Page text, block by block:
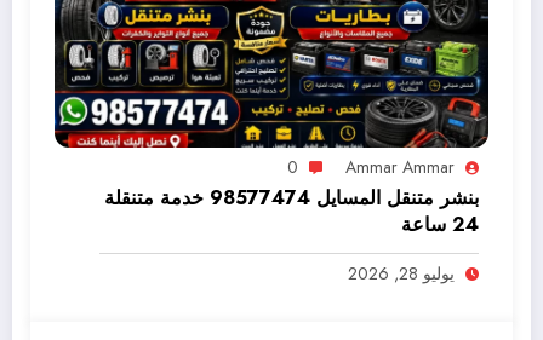
Ammar Ammar
0
بنشر متنقل المسايل 98577474 خدمة متنقلة
24 ساعة
يوليو 28, 2026